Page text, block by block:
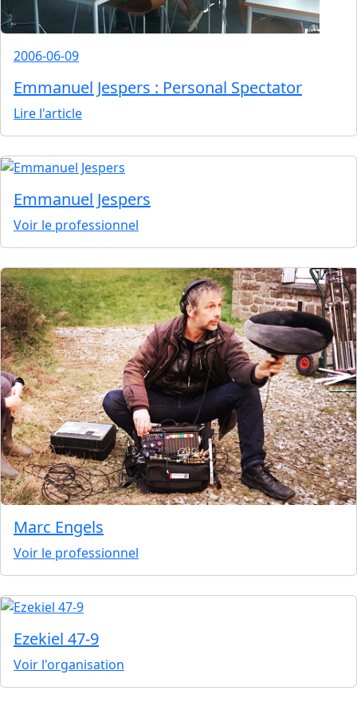
2006-06-09
Emmanuel Jespers : Personal Spectator
Lire l'article
Emmanuel Jespers
Voir le professionnel
Marc Engels
Voir le professionnel
Ezekiel 47-9
Voir l'organisation